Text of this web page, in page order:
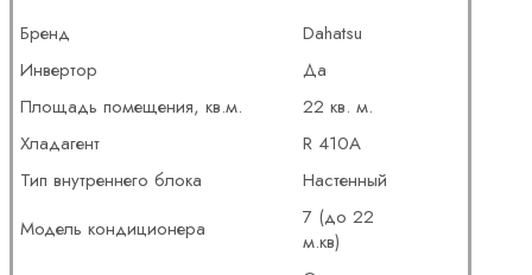
Бренд
Dahatsu
Инвертор
Да
Площадь помещения, кв.м.
22 кв. м.
Хладагент
R 410A
Тип внутреннего блока
Настенный
Модель кондиционера
7 (до 22
м.кв)